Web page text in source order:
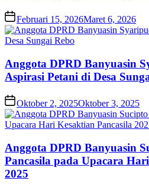
Februari 15, 2026Maret 6, 2026
Anggota DPRD Banyuasin
Aspirasi Petani di Desa
Oktober 2, 2025Oktober 3, 2025
Anggota DPRD Banyuasin
Pancasila pada Upacara
2025